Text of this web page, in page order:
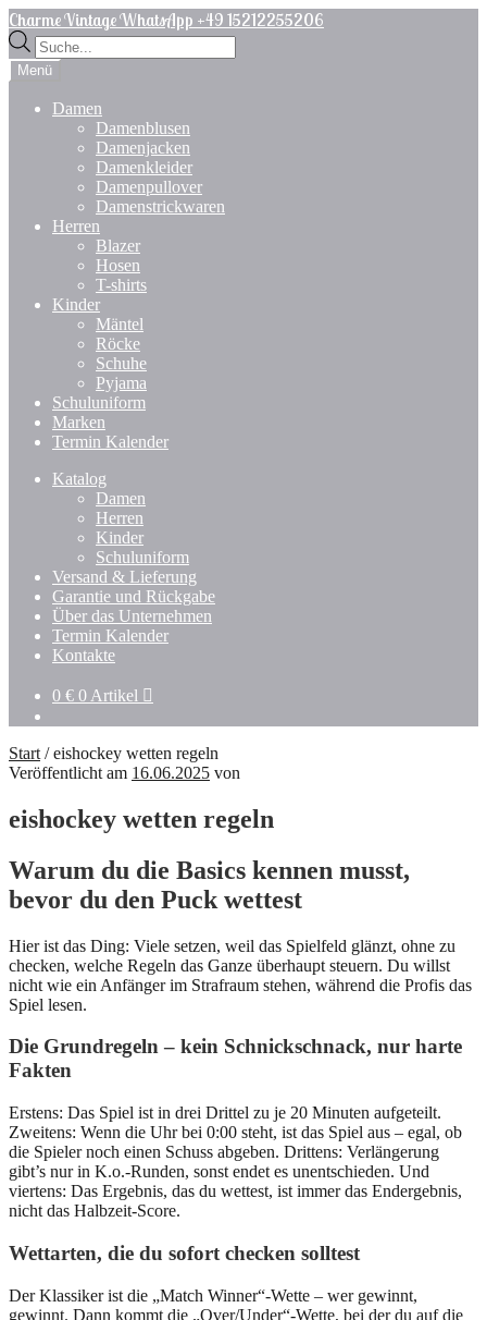
Zur
Navigation
springen
Zum
Inhalt
springen
Charme Vintage WhatsApp +49 15212255206
Products
search
Menü
Damen
Damenblusen
Damenjacken
Damenkleider
Damenpullover
Damenstrickwaren
Herren
Blazer
Hosen
T-shirts
Kinder
Mäntel
Röcke
Schuhe
Pyjama
Schuluniform
Marken
Termin Kalender
Katalog
Damen
Herren
Kinder
Schuluniform
Versand & Lieferung
Garantie und Rückgabe
Über das Unternehmen
Termin Kalender
Kontakte
0 € 0 Artikel
Start /eishockey wetten regeln
Veröffentlicht am 16.06.2025 von
eishockey wetten regeln
Warum du die Basics kennen musst,
bevor du den Puck wettest
Hier ist das Ding: Viele setzen, weil das Spielfeld glänzt, ohne zu
checken, welche Regeln das Ganze überhaupt steuern. Du willst
nicht wie ein Anfänger im Strafraum stehen, während die Profis das
Spiel lesen.
Die Grundregeln – kein Schnickschnack, nur harte
Fakten
Erstens: Das Spiel ist in drei Drittel zu je 20 Minuten aufgeteilt.
Zweitens: Wenn die Uhr bei 0:00 steht, ist das Spiel aus – egal, ob
die Spieler noch einen Schuss abgeben. Drittens: Verlängerung
gibt’s nur in K.o.-Runden, sonst endet es unentschieden. Und
viertens: Das Ergebnis, das du wettest, ist immer das Endergebnis,
nicht das Halbzeit-Score.
Wettarten, die du sofort checken solltest
Der Klassiker ist die „Match Winner“-Wette – wer gewinnt,
gewinnt. Dann kommt die „Over/Under“-Wette, bei der du auf die